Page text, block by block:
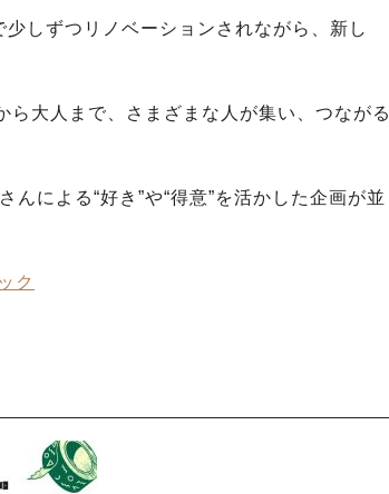
しずつリノベーションされながら、新し
大人まで、さまざまな人が集い、つながる
による“好き”や“得意”を活かした企画が並
ク